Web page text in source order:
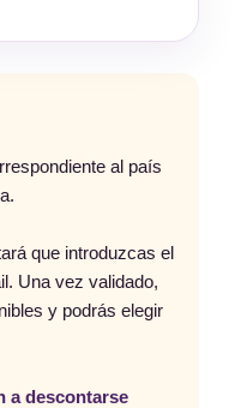
al país
que introduzcas el
Una vez validado,
y podrás elegir
a descontarse